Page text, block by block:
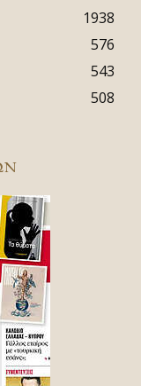
1938
576
543
508